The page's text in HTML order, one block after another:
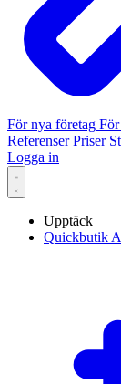
För nya företag
ReferenserPriser
Logga in
Upptäck
Quickbutik